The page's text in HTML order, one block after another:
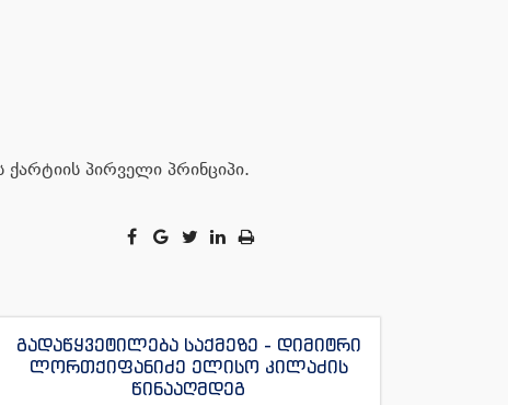
პირველი პრინციპი.
გადაწყვეტილება საქმეზე - დიმიტრი
ლორთქიფანიძე ელისო კილაძის
წინააღმდეგ